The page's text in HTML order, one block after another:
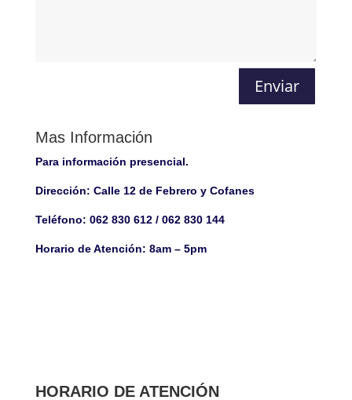
Enviar
Mas Información
Para información presencial.
Dirección: Calle 12 de Febrero y Cofanes
Teléfono: 062 830 612 / 062 830 144
Horario de Atención: 8am – 5pm
HORARIO DE ATENCIÓN